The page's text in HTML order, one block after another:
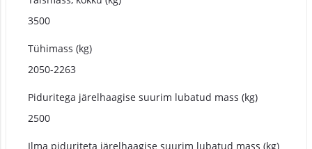
3500
Tühimass (kg)
2050-2263
Piduritega järelhaagise suurim lubatud mass (kg)
2500
Ilma piduriteta järelhaagise suurim lubatud mass (kg)